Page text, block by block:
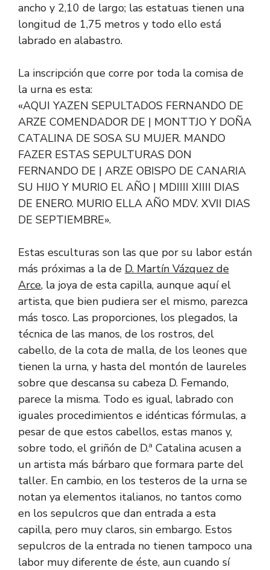
ancho y 2,10 de largo; las estatuas tienen una
longitud de 1,75 metros y todo ello está
labrado en alabastro.
La inscripción que corre por toda la comisa de
la urna es esta:
«AQUI YAZEN SEPULTADOS FERNANDO DE
ARZE COMENDADOR DE | MONTTJO Y DOÑA
CATALINA DE SOSA SU MUJER. MANDO
FAZER ESTAS SEPULTURAS DON
FERNANDO DE | ARZE OBISPO DE CANARIA
SU HIJO Y MURIO El. AÑO | MDIIII XIIII DIAS
DE ENERO. MURIO ELLA AÑO MDV. XVII DIAS
DE SEPTIEMBRE».
Estas esculturas son las que por su labor están
más próximas a la de D. Martín Vázquez de
Arce, la joya de esta capilla, aunque aquí el
artista, que bien pudiera ser el mismo, parezca
más tosco. Las proporciones, los plegados, la
técnica de las manos, de los rostros, del
cabello, de la cota de malla, de los leones que
tienen la urna, y hasta del montón de laureles
sobre que descansa su cabeza D. Femando,
parece la misma. Todo es igual, labrado con
iguales procedimientos e idénticas fórmulas, a
pesar de que estos cabellos, estas manos y,
sobre todo, el griñón de D.ª Catalina acusen a
un artista más bárbaro que formara parte del
taller. En cambio, en los testeros de la urna se
notan ya elementos italianos, no tantos como
en los sepulcros que dan entrada a esta
capilla, pero muy claros, sin embargo. Estos
sepulcros de la entrada no tienen tampoco una
labor muy diferente de éste, aun cuando sí